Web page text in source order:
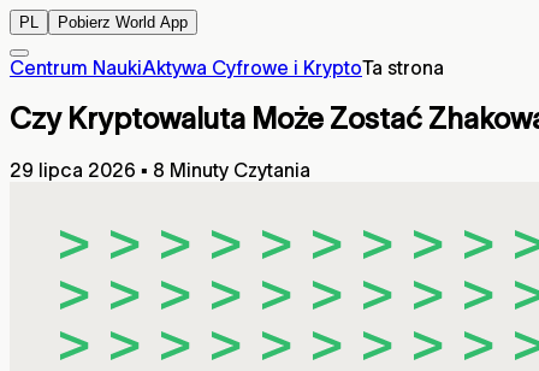
PL Pobierz World App
Centrum NaukiAktywa Cyfrowe i KryptoTa strona
Czy Kryptowaluta Może Zostać
29 lipca 2026 ▪ 8 Minuty Czytania